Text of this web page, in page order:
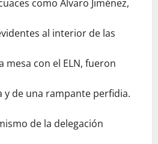
como Álvaro Jiménez,
al interior de las
mesa con el ELN, fueron
y de una rampante perfidia.
de la delegación